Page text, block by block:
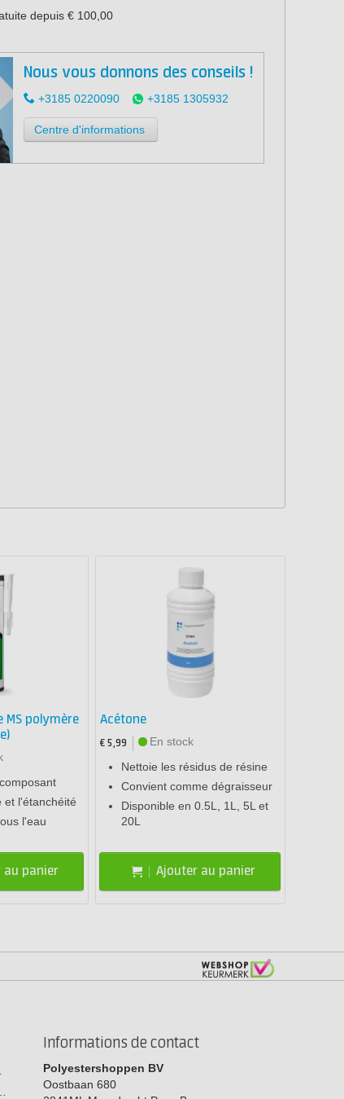
depuis € 100,00
Nous vous donnons des conseils !
+3185 0220090 +3185 1305932
Centre d'informations
MS polymère
et l'étanchéité
l'eau
au panier
Acétone
€ 5,99
En stock
Nettoie les résidus de résine
Convient comme dégraisseur
Disponible en 0.5L, 1L, 5L et
20L
Ajouter au panier
Informations de contact
Polyestershoppen BV
Oostbaan 680